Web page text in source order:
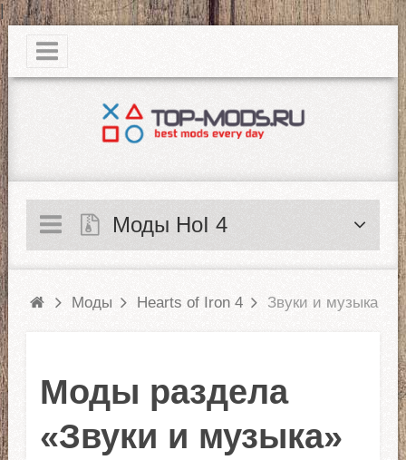
|
Моды HoI 4
Моды Hearts of Iron 4 Звуки и музыка
Моды раздела
«Звуки и музыка»